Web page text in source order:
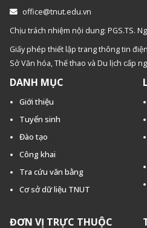
office@tnut.edu.vn
Chịu trách nhiệm nội dung: PGS.TS.
Giấy phép thiết lập trang thông tin
Sở Văn hóa, Thế thao và Du lịch cấp
DANH MỤC
Giới thiệu
Tuyển sinh
Đào tạo
Công khai
Tra cứu văn bằng
Cơ sở dữ liệu TNUT
ĐƠN VỊ TRỰC THUỘC